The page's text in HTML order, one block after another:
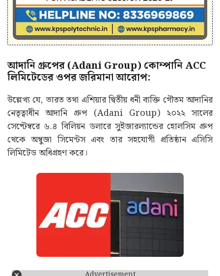
আদানি গ্রুপের (Adani Group) কোম্পানি ACC
উল্লেখ্য যে, ভারত তথা এশিয়ার দ্বিতীয় ধনী ব্যক্তি গৌতম আদানির
নেতৃত্বাধীন আদানি গ্রুপ (Adani Group) ২০২২ সালের
সেপ্টেম্বরে ৬.৪ বিলিয়ন ডলারে সুইজারল্যান্ডের হোলসিম গ্রুপ
থেকে অম্বুজা সিমেন্টস এবং তার সহযোগী প্রতিষ্ঠান এসিসি